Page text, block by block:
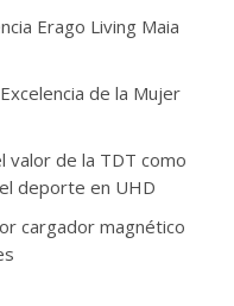
Erago Living Maia
de la Mujer
valor de la TDT como
deporte en UHD
cargador magnético